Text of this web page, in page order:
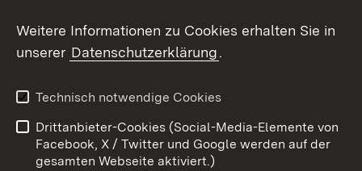
Kontakt
Datenschutz
Barrierefreiheit
Impressum Cookies
Weitere Informationen zu Cookies erhalten Sie in
unserer Datenschutzerklärung.
Technisch notwendige Cookies
Drittanbieter-Cookies (Social-Media-Elemente von
Facebook, X / Twitter und Google werden auf der
gesamten Webseite aktiviert.)